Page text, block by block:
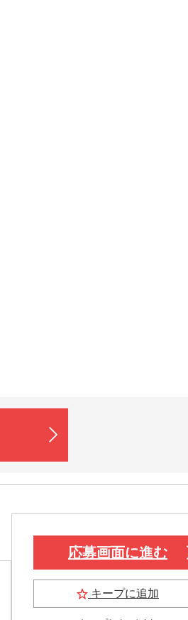
応募画面に進む
キープに追加